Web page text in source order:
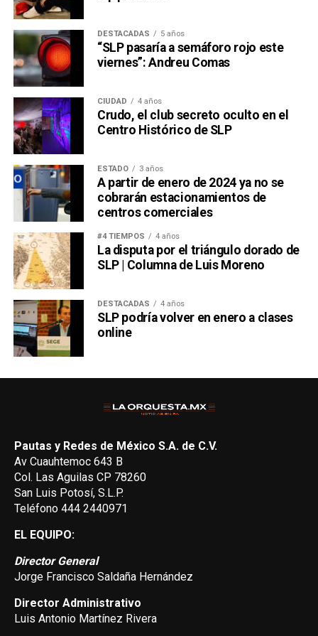
DESTACADAS 5 años
“SLP pasaría a semáforo rojo este
viernes”: Andreu Comas
CIUDAD 4 años
Crudo, el club secreto oculto en el
Centro Histórico de SLP
ESTADO 3 años
A partir de enero de 2024 ya no se
cobrarán estacionamientos de
centros comerciales
#4 TIEMPOS 4 años
La disputa por el triángulo dorado de
SLP | Columna de Luis Moreno
DESTACADAS 4 años
SLP podría volver en enero a clases
online
Pautas y Redes de México S.A. de C.V.
Av Cuauhtemoc 643 B
Col. Las Aguilas CP 78260
San Luis Potosí, S.L.P.
Teléfono 444 2440971
EL EQUIPO:
Director General
Jorge Francisco Saldaña Hernández
Director Administrativo
Luis Antonio Martínez Rivera